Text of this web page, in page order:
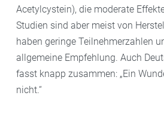
Acetylcystein), die moderate
Studien sind aber meist von
haben geringe Teilnehmerzahlen
allgemeine Empfehlung. Auch
fasst knapp zusammen: „Ein
nicht.“